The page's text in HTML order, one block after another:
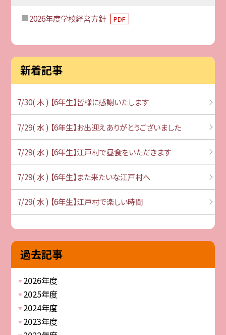
2026年度学校経営方針 PDF
新着記事
7/30( 木 ) 【6年生】皆様に感謝いたします
7/29( 水 ) 【6年生】お出迎えありがとうございました
7/29( 水 ) 【6年生】江戸村で昼食をいただきます
7/29( 水 ) 【6年生】また来たいな江戸村へ
7/29( 水 ) 【6年生】江戸村で楽しい時間
過去記事
2026年度
2025年度
2024年度
2023年度